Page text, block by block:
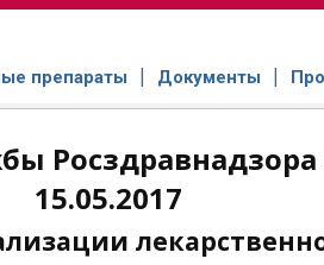
препараты Документы
15.05.2017